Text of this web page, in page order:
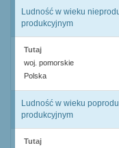
Ludność w wieku
produkcyjnym
Tutaj
woj. pomorskie
Polska
Ludność w wieku
produkcyjnym
Tutaj